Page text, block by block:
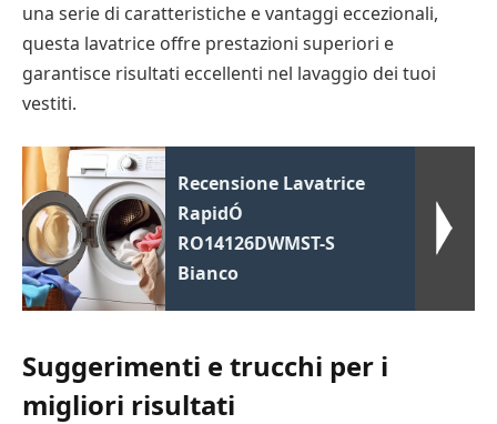
una serie di caratteristiche e vantaggi eccezionali,
questa lavatrice offre prestazioni superiori e
garantisce risultati eccellenti nel lavaggio dei tuoi
vestiti.
Recensione Lavatrice
RapidÓ
RO14126DWMST-S
Bianco
Suggerimenti e trucchi per i
migliori risultati